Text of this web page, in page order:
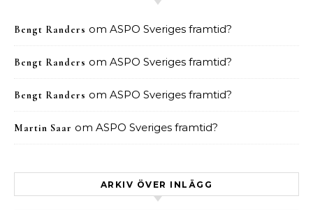
Bengt Randers om ASPO Sveriges framtid?
Bengt Randers om ASPO Sveriges framtid?
Bengt Randers om ASPO Sveriges framtid?
Martin Saar om ASPO Sveriges framtid?
ARKIV ÖVER INLÄGG